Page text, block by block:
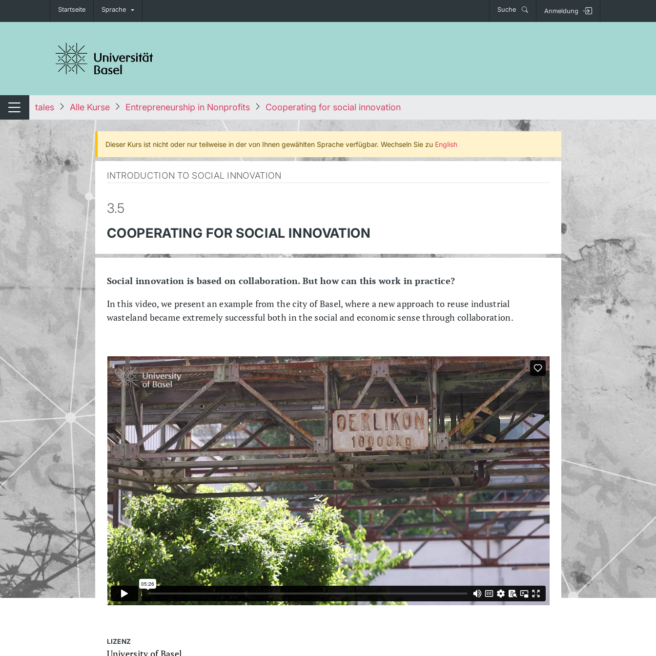
Startseite Sprache Suche Anmeldung
umschalten
Navigation umschalten
tales Alle Kurse Entrepreneurship in Nonprofits Cooperating for social innovation
Dieser Kurs ist nicht oder nur teilweise in der von Ihnen gewählten Sprache verfügbar. Wechseln Sie zu English
INTRODUCTION TO SOCIAL INNOVATION
3.5
COOPERATING FOR SOCIAL INNOVATION
Social innovation is based on collaboration. But how can this work in practice?
In this video, we present an example from the city of Basel, where a new approach to reuse industrial
wasteland became extremely successful both in the social and economic sense through collaboration.
LIZENZ
University of Basel